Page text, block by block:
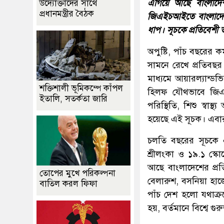
এগিয়ে আছে
জিএইচআইতে
ধাপ। সূচকে
অপুষ্টি, পাঁচ বছরের
সামনে রেখে
মাধ্যমে
হিলফ যৌথভাবে
পরিস্থিতি, শিশু
হয়েছে এই সূচক।
চলতি বছরের সূচকে
শ্রীলংকা ও ১৯.১
আছে বাংলাদেশের
বেলারুশ, বসনিয়া
পাঁচ দেশ হলো
হয়, বর্তমানে বিশ্বে
উদ্যোক্তাদের সাথে
প্রধানমন্ত্রীর বৈঠক
শক্তিশালী ভূমিকম্পে কাঁপল
ইতালি, সতর্কতা জারি
তোপের মুখে পরিকল্পনা
বাতিল করল ফিফা